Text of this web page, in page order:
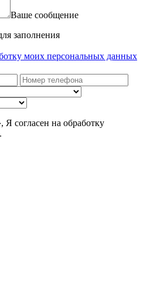
Ваше сообщение
заполнения
моих персональных данных
согласен на обработку